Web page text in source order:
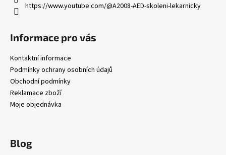
https://www.youtube.com/@A2008-AED-skoleni-lekarnicky
Informace pro vás
Kontaktní informace
Podmínky ochrany osobních údajů
Obchodní podmínky
Reklamace zboží
Moje objednávka
Blog